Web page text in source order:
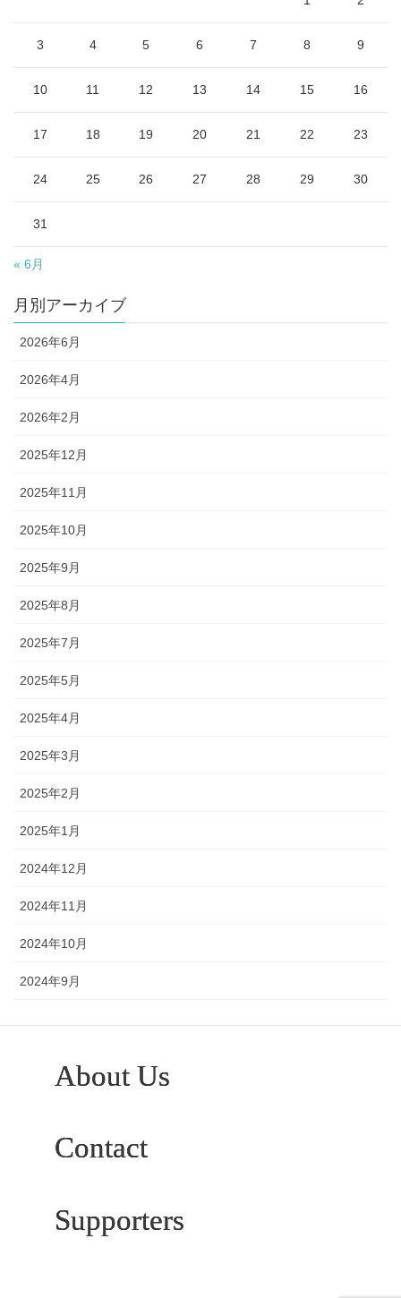
3 4 5 6 7 8 9
10 11 12 13 14 15 16
17 18 19 20 21 22 23
24 25 26 27 28 29 30
31
« 6月
月別アーカイブ
2026年6月
2026年4月
2026年2月
2025年12月
2025年11月
2025年10月
2025年9月
2025年8月
2025年7月
2025年5月
2025年4月
2025年3月
2025年2月
2025年1月
2024年12月
2024年11月
2024年10月
2024年9月
About Us
Contact
Supporters